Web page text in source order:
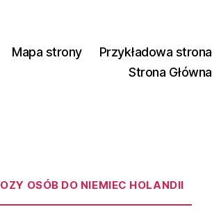
Mapa strony
Przykładowa strona
Strona Główna
OSÓB DO NIEMIEC HOLANDII